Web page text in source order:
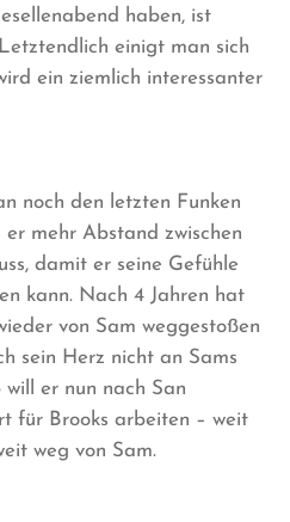
haben, ist
einigt man sich
ein ziemlich interessanter
noch den letzten Funken
er mehr Abstand zwischen
damit er seine Gefühle
kann. Nach 4 Jahren hat
von Sam weggestoßen
sein Herz nicht an Sams
er nun nach San
für Brooks arbeiten – weit
weg von Sam.